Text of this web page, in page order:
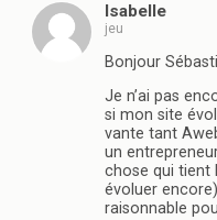
Isabelle
jeu
Bonjour
Je n’ai pas
si mon site
vante tant
un
chose qui tient
évoluer
raisonnable